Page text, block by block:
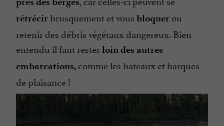
rétrécir brusquement et vous bloquer ou
retenir des débris végétaux dangereux. Bien
entendu il faut resterloin des autres
embarcations, comme les bateaux et barques
de plaisance !